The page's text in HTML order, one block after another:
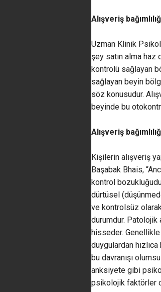
Alışveriş
Uzman Klinik
şey satın alma haz
kontrolü sağlayan
sağlayan beyin
söz konusudur.
beyinde bu
Alışveriş
Kişilerin alışveriş
Başabak Bhais,
kontrol
dürtüsel
ve kontrolsüz
durumdur. Patolojik
hisseder.
duygulardan
bu davranışı
anksiyete gibi
psikolojik faktörler